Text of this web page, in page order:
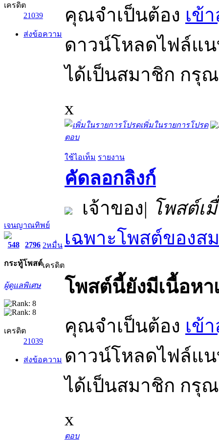
เครดิต
21039
ส่งข้อความ
คุณจำเป็นต้อง เข้
ดาวน์โหลดไฟล์แ
ได้เป็นสมาชิก กรุ
x
เพิ่มในรายการโปรด
ตอบ
ใช้ไอเท็ม รายงาน
เจนญาณทิพย์
548
กระทู้
2796
โพสต์
2หมื่น
เครดิต
ผู้ดูแลพิเศษ
เครดิต
21039
ส่งข้อความ
คัดลอกลิงก์
เจ้าของ| โพสต์เ
เฉพาะโพสต์ของส
โพสต์นี้ยังมีเนื้อหา
คุณจำเป็นต้อง เข้
ดาวน์โหลดไฟล์แ
ได้เป็นสมาชิก กรุ
x
ตอบ